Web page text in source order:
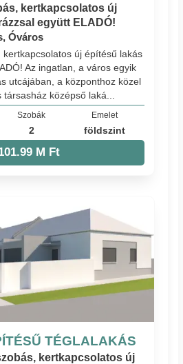
kertkapcsolatos új
együtt ELADÓ!
Óváros
kertkapcsolatos új építésű lakás
Az ingatlan, a város egyik
utcájában, a központhoz közel
középső laká...
Szobák
2
Emelet
földszint
M Ft
TÉGLALAKÁS
kertkapcsolatos új